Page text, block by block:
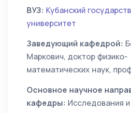
ВУЗ: Кубанский
университет
Заведующий кафедрой:
Маркович, доктор физико-
математических наук,
Основное научное
кафедры: Исследования